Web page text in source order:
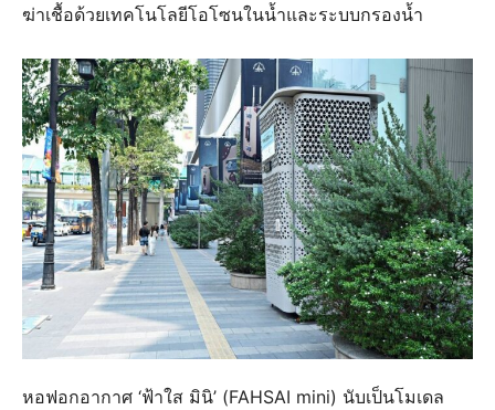
ฆ่าเชื้อด้วยเทคโนโลยีโอโซนในน้ำและระบบกรองน้ำ
หอฟอกอากาศ ‘ฟ้าใส มินิ’ (FAHSAI mini) นับเป็นโมเดล